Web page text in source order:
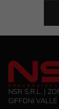
NSR S.R.L. |
GIFFONI